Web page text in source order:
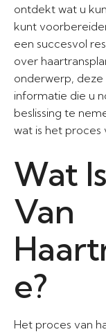
ontdekt wat u
kunt
een succesvol
over
onderwerp,
informatie die u
beslissing te
wat is het proces
Wat
Van
e?
Het proces van